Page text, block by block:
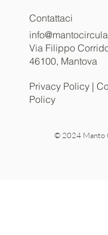
Contattaci
Via Filippo
46100, Mantova
© 2024 Manto
Privacy Policy |
Policy